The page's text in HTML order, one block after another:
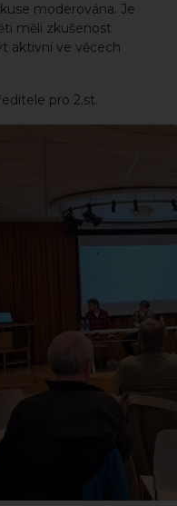
moderována. Je
měli zkušenost
aktivní ve věcech
pro 2.st.